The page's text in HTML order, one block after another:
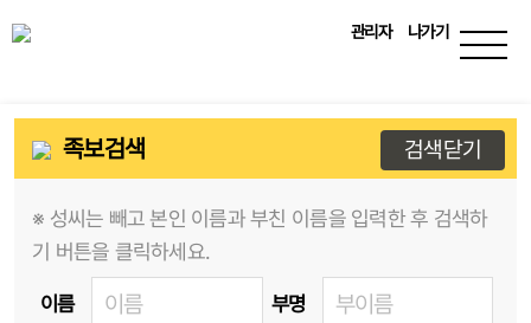
관리자 나가기
족보검색 검색닫기
※ 성씨는 빼고 본인 이름과 부친 이름을 입력한 후 검색하
기 버튼을 클릭하세요.
이름 부명